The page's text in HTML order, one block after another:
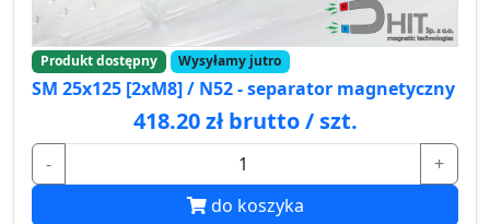
Produkt dostępny Wysyłamy jutro
SM 25x125 [2xM8] / N52 - separator magnetyczny
418.20 zł brutto / szt.
-
+
do koszyka